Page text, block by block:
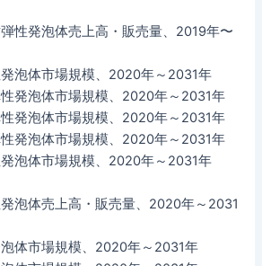
発泡体売上高・販売量、2019年〜
体市場規模、2020年～2031年
泡体市場規模、2020年～2031年
泡体市場規模、2020年～2031年
泡体市場規模、2020年～2031年
体市場規模、2020年～2031年
体売上高・販売量、2020年～2031
市場規模、2020年～2031年